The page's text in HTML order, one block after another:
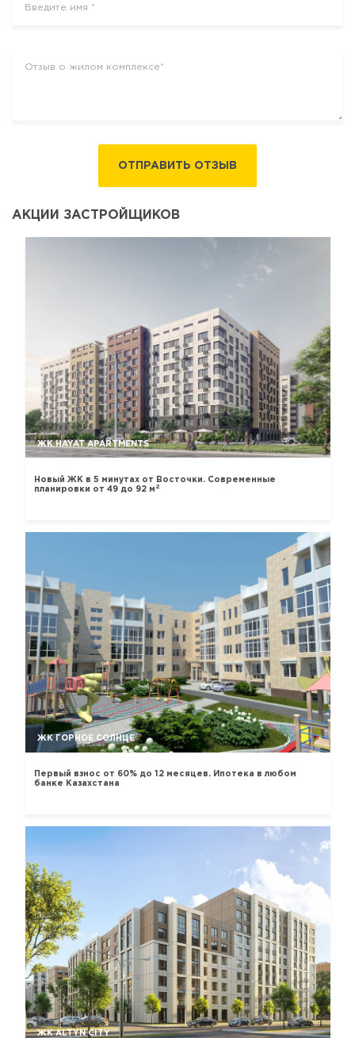
ОТПРАВИТЬ ОТЗЫВ
АКЦИИ ЗАСТРОЙЩИКОВ
ЖК HAYAT APARTMENTS
Новый ЖК в 5 минутах от Восточки. Современные
планировки от 49 до 92 м 2
ЖК ГОРНОЕ СОЛНЦЕ
Первый взнос от 60% до 12 месяцев. Ипотека в любом
банке Казахстана
ЖК ALTYN CITY